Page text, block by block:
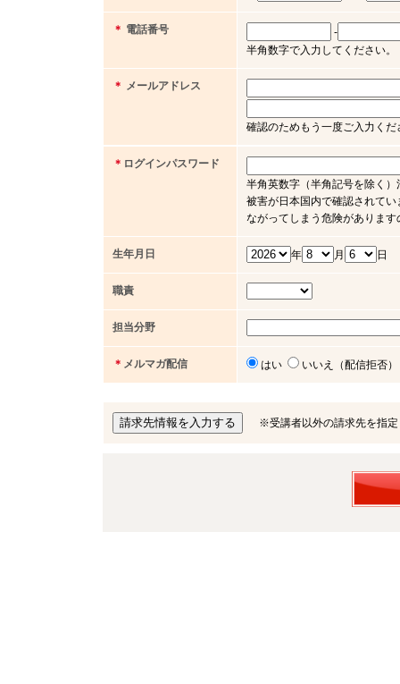
＊ 電話番号
-
半角数字で入力してください
＊ メールアドレス
確認のためもう一度ご入力くだ
＊ ログインパスワード
半角英数字（半角記号を除く
被害が日本国内で確認されて
ながってしまう危険がありま
生年月日 年 月 日
職責
担当分野
＊ メルマガ配信 はい いいえ（配信拒否）
※受講者以外の請求先を指定